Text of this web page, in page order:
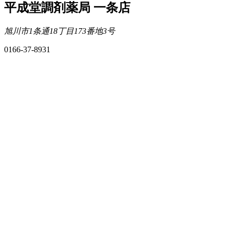
平成堂調剤薬局 一条店
旭川市1条通18丁目173番地3号
0166-37-8931